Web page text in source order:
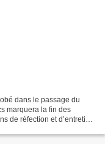
dans le passage du
marquera la fin des
de réfection et d’entretien